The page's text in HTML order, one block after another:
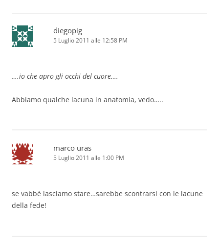
diegopig
5 Luglio 2011 alle 12:58 PM
….io che apro gli occhi del cuore….
Abbiamo qualche lacuna in anatomia, vedo…..
marco uras
5 Luglio 2011 alle 1:00 PM
se vabbè lasciamo stare…sarebbe scontrarsi con le lacune
della fede!